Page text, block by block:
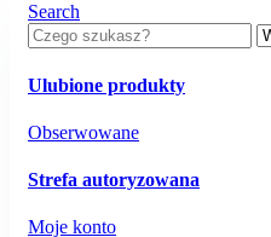
Search
Ulubione produkty
Obserwowane
Strefa autoryzowana
Moje konto